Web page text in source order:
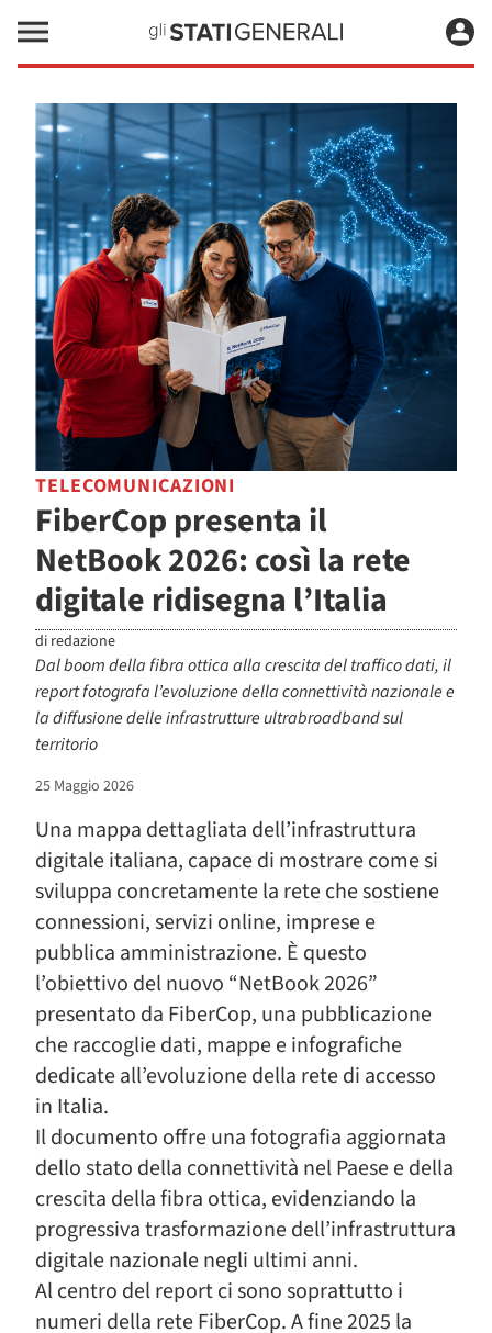
TELECOMUNICAZIONI
FiberCop presenta il
NetBook 2026: così la rete
digitale ridisegna l’Italia
di redazione
Dal boom della fibra ottica alla crescita del traffico dati, il
report fotografa l’evoluzione della connettività nazionale e
la diffusione delle infrastrutture ultrabroadband sul
territorio
25 Maggio 2026
Una mappa dettagliata dell’infrastruttura
digitale italiana, capace di mostrare come si
sviluppa concretamente la rete che sostiene
connessioni, servizi online, imprese e
pubblica amministrazione. È questo
l’obiettivo del nuovo “NetBook 2026”
presentato da FiberCop, una pubblicazione
che raccoglie dati, mappe e infografiche
dedicate all’evoluzione della rete di accesso
in Italia.
Il documento offre una fotografia aggiornata
dello stato della connettività nel Paese e della
crescita della fibra ottica, evidenziando la
progressiva trasformazione dell’infrastruttura
digitale nazionale negli ultimi anni.
Al centro del report ci sono soprattutto i
numeri della rete FiberCop. A fine 2025 la